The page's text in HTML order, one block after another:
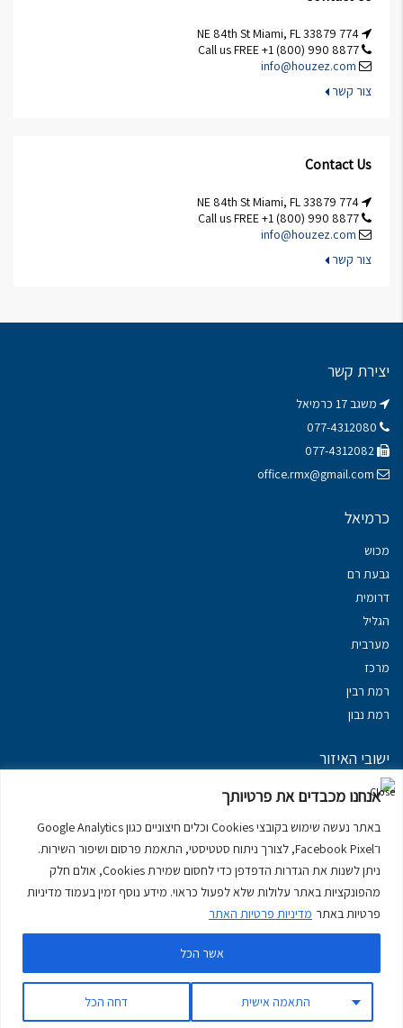
אנחנו מכבדים את פרטיותך
באתר נעשה שימוש בקובצי Cookies וכלים חיצוניים כגון Google Analytics
ו־Facebook Pixel, לצורך ניתוח סטטיסטי, התאמת פרסום ושיפור השירות.
ניתן לשנות את הגדרות הדפדפן כדי לחסום שמירת Cookies, אולם חלק
מהפונקציות באתר עלולות שלא לפעול כראוי. מידע נוסף זמין בעמוד מדיניות
פרטיות באתר מדיניות פרטיות האתר
התאמה אישית דחה הכל
אשר הכל
info@houzez.com
צור קשר
Contact Us
info@houzez.com
צור קשר
יצירת קשר
משגב 17 כרמיאל
office.rmx@gmail.com
כרמיאל
מכוש
גבעת רם
דרומית
הגליל
מערבית
מרכז
רמת רבין
רמת נבון
ישובי האיזור
נכסים במשגב
מרום הגליל
יצירת קשר
מדיניות פרטיות באתר